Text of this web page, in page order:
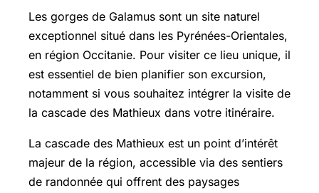
Les gorges de Galamus sont un site naturel
exceptionnel situé dans les Pyrénées-Orientales,
en région Occitanie. Pour visiter ce lieu unique, il
est essentiel de bien planifier son excursion,
notamment si vous souhaitez intégrer la visite de
la cascade des Mathieux dans votre itinéraire.
La cascade des Mathieux est un point d’intérêt
majeur de la région, accessible via des sentiers
de randonnée qui offrent des paysages